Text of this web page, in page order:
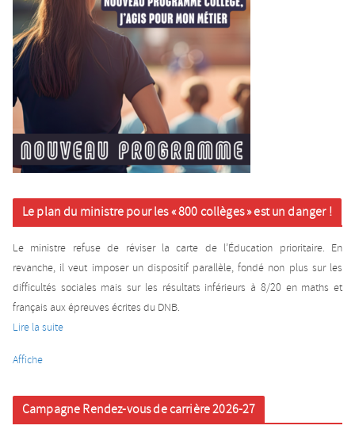
Le plan du ministre pour les « 800 collèges » est un danger !
Le ministre refuse de réviser la carte de l’Éducation prioritaire. En
revanche, il veut imposer un dispositif parallèle, fondé non plus sur les
difficultés sociales mais sur les résultats inférieurs à 8/20 en maths et
français aux épreuves écrites du DNB.
Lire la suite
Affiche
Campagne Rendez-vous de carrière 2026-27